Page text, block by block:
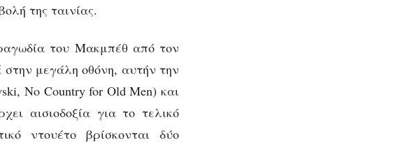
έχει
της ταινίας.
του Μακμπέθ από τον
μεγάλη οθόνη, αυτήν την
No Country for Old Men) και
αισιοδοξία για το τελικό
ντουέτο βρίσκονται δύο